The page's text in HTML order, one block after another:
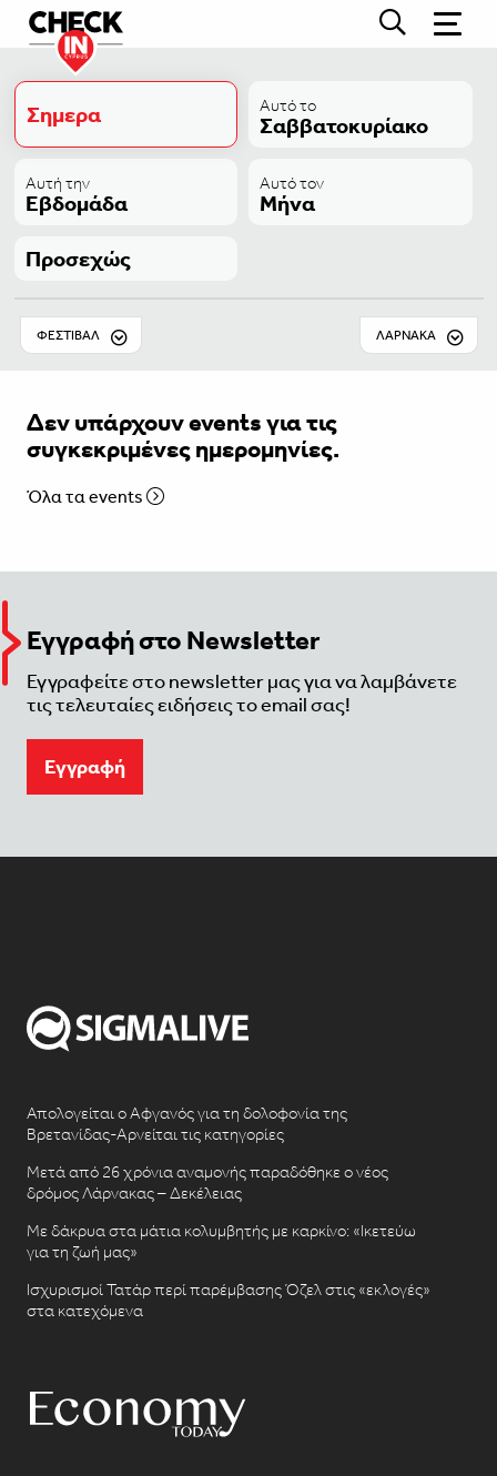
Σημερα Αυτό το
Σαββατοκυρίακο
Αυτή την
Εβδομάδα
Αυτό τον
Μήνα
Προσεχώς
ΦΕΣΤΙΒΑΛ ΛΆΡΝΑΚΑ
Δεν υπάρχουν events για τις
συγκεκριμένες ημερομηνίες.
Όλα τα events
Εγγραφή στο Newsletter
Εγγραφείτε στο newsletter μας για να λαμβάνετε
τις τελευταίες ειδήσεις το email σας!
Eγγραφή
Απολογείται ο Αφγανός για τη δολοφονία της
Βρετανίδας-Αρνείται τις κατηγορίες
Μετά από 26 χρόνια αναμονής παραδόθηκε ο νέος
δρόμος Λάρνακας – Δεκέλειας
Με δάκρυα στα μάτια κολυμβητής με καρκίνο: «Ικετεύω
για τη ζωή μας»
Ισχυρισμοί Τατάρ περί παρέμβασης Όζελ στις «εκλογές»
στα κατεχόμενα